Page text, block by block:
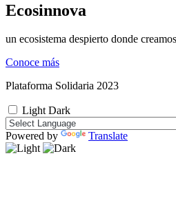
Ecosinnova
un ecosistema despierto donde
Conoce más
Plataforma Solidaria 2023
Light Dark
Powered by Translate